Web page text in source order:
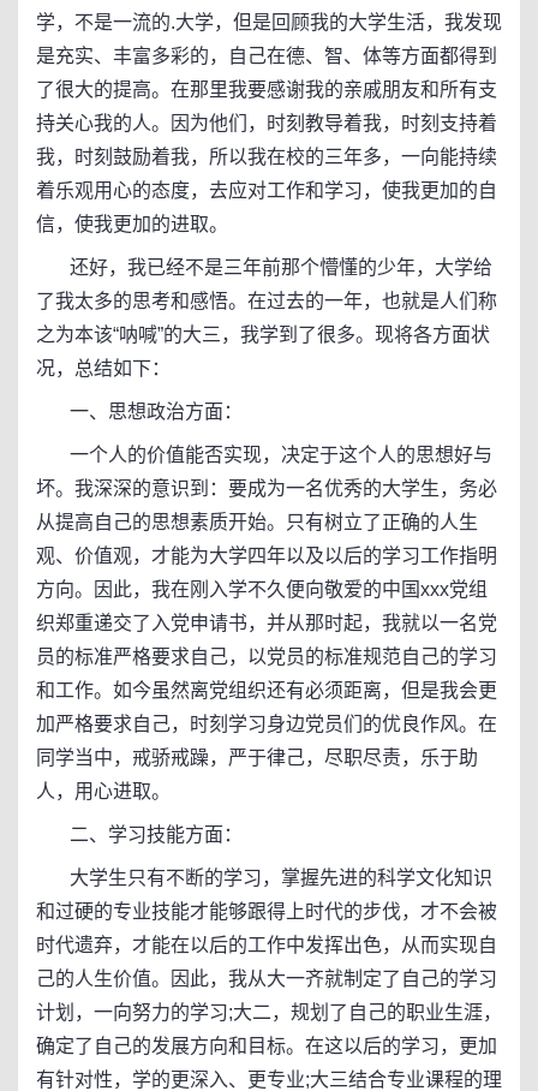
学，不是一流的.大学，但是回顾我的大学生活，我发现
是充实、丰富多彩的，自己在德、智、体等方面都得到
了很大的提高。在那里我要感谢我的亲戚朋友和所有支
持关心我的人。因为他们，时刻教导着我，时刻支持着
我，时刻鼓励着我，所以我在校的三年多，一向能持续
着乐观用心的态度，去应对工作和学习，使我更加的自
信，使我更加的进取。
还好，我已经不是三年前那个懵懂的少年，大学给
了我太多的思考和感悟。在过去的一年，也就是人们称
之为本该“呐喊”的大三，我学到了很多。现将各方面状
况，总结如下：
一、思想政治方面：
一个人的价值能否实现，决定于这个人的思想好与
坏。我深深的意识到：要成为一名优秀的大学生，务必
从提高自己的思想素质开始。只有树立了正确的人生
观、价值观，才能为大学四年以及以后的学习工作指明
方向。因此，我在刚入学不久便向敬爱的中国xxx党组
织郑重递交了入党申请书，并从那时起，我就以一名党
员的标准严格要求自己，以党员的标准规范自己的学习
和工作。如今虽然离党组织还有必须距离，但是我会更
加严格要求自己，时刻学习身边党员们的优良作风。在
同学当中，戒骄戒躁，严于律己，尽职尽责，乐于助
人，用心进取。
二、学习技能方面：
大学生只有不断的学习，掌握先进的科学文化知识
和过硬的专业技能才能够跟得上时代的步伐，才不会被
时代遗弃，才能在以后的工作中发挥出色，从而实现自
己的人生价值。因此，我从大一齐就制定了自己的学习
计划，一向努力的学习;大二，规划了自己的职业生涯，
确定了自己的发展方向和目标。在这以后的学习，更加
有针对性，学的更深入、更专业;大三结合专业课程的理